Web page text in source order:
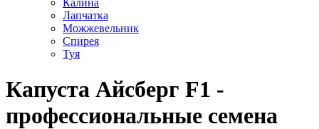
Калина
Лапчатка
Можжевельник
Спирея
Туя
Капуста Айсберг F1 -
профессиональные семена